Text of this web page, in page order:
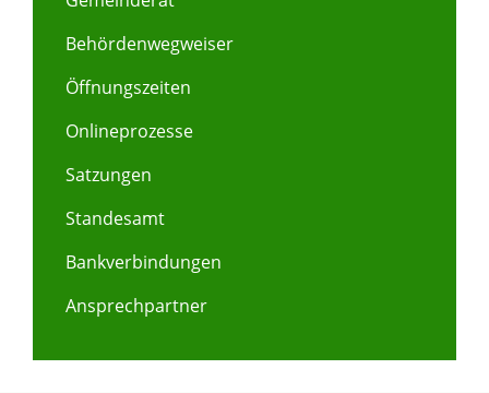
Behördenwegweiser
Öffnungszeiten
Onlineprozesse
Satzungen
Standesamt
Bankverbindungen
Ansprechpartner